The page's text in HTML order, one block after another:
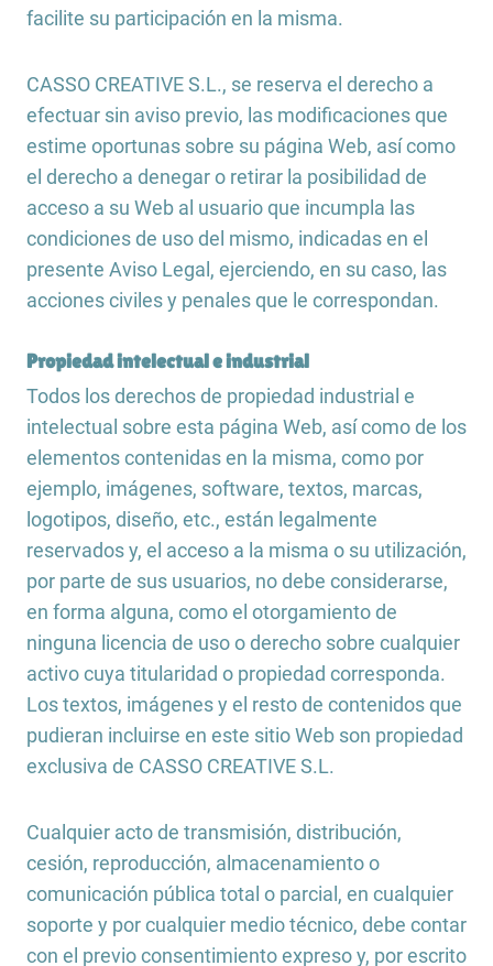
facilite su participación en la misma.
CASSO CREATIVE S.L., se reserva el derecho a
efectuar sin aviso previo, las modificaciones que
estime oportunas sobre su página Web, así como
el derecho a denegar o retirar la posibilidad de
acceso a su Web al usuario que incumpla las
condiciones de uso del mismo, indicadas en el
presente Aviso Legal, ejerciendo, en su caso, las
acciones civiles y penales que le correspondan.
Propiedad intelectual e industrial
Todos los derechos de propiedad industrial e
intelectual sobre esta página Web, así como de los
elementos contenidas en la misma, como por
ejemplo, imágenes, software, textos, marcas,
logotipos, diseño, etc., están legalmente
reservados y, el acceso a la misma o su utilización,
por parte de sus usuarios, no debe considerarse,
en forma alguna, como el otorgamiento de
ninguna licencia de uso o derecho sobre cualquier
activo cuya titularidad o propiedad corresponda.
Los textos, imágenes y el resto de contenidos que
pudieran incluirse en este sitio Web son propiedad
exclusiva de CASSO CREATIVE S.L.
Cualquier acto de transmisión, distribución,
cesión, reproducción, almacenamiento o
comunicación pública total o parcial, en cualquier
soporte y por cualquier medio técnico, debe contar
con el previo consentimiento expreso y, por escrito